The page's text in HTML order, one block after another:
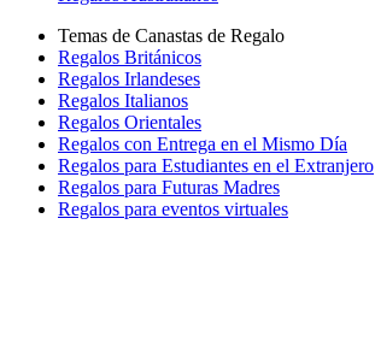
Temas de Canastas de Regalo
Regalos Británicos
Regalos Irlandeses
Regalos Italianos
Regalos Orientales
Regalos con Entrega en el Mismo Día
Regalos para Estudiantes en el Extranjero
Regalos para Futuras Madres
Regalos para eventos virtuales